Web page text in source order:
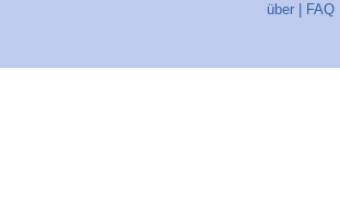
über FAQ